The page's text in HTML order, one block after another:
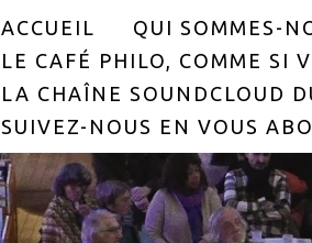
ACCUEIL QUI SOMMES-
LE CAFÉ PHILO, COMME SI
LA CHAÎNE SOUNDCLOUD
SUIVEZ-NOUS EN VOUS